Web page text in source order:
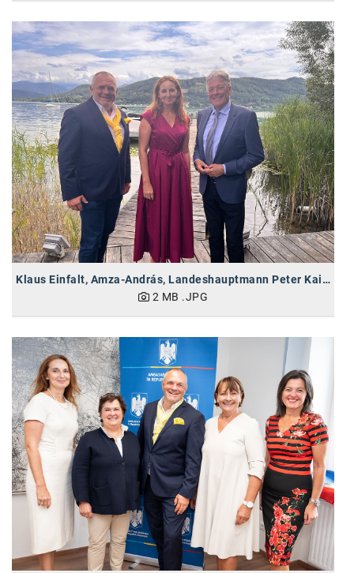
Klaus Einfalt, Amza-András, Landeshauptmann Peter Kaiser (vlnr)
2 MB .JPG